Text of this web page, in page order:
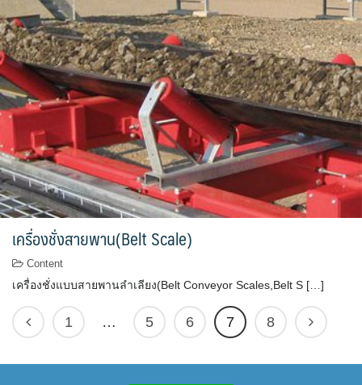
เครื่องชั่งสายพาน(Belt Scale)
Content
เครื่องชั่งแบบสายพานลำเลียง(Belt Conveyor Scales,Belt S […]
1 … 5 6 7 8